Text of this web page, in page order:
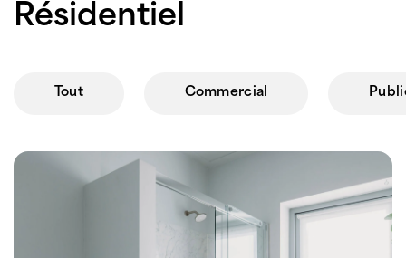
Résidentiel
Tout Commercial